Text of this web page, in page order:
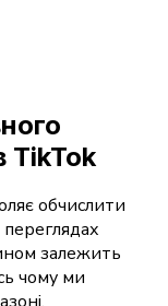
TikTok
обчислити
залежить
чому ми